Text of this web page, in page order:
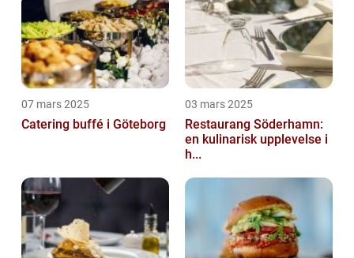
07 mars 2025
Catering buffé i Göteborg
03 mars 2025
Restaurang Söderhamn:
en kulinarisk upplevelse i
h...